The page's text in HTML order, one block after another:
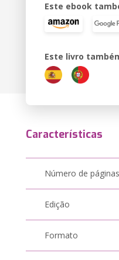
Este ebook
Este livro
Características
Número de páginas
Edição
Formato